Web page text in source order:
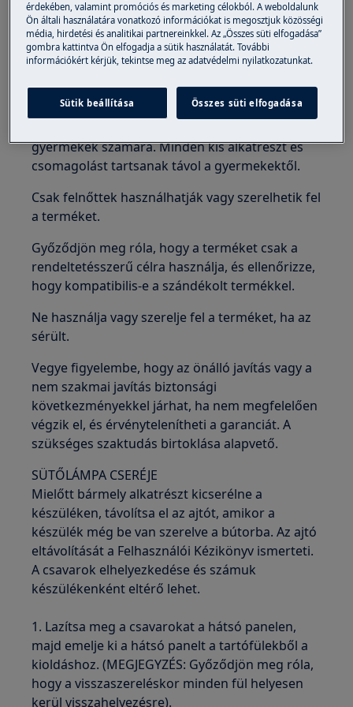
FIGYELEM!
FULLADÁS VESZÉLY
gyermekek számára. Minden kis alkatrészt és
csomagolást tartsanak távol a gyermekektől.
Csak felnőttek használhatják vagy szerelhetik fel
a terméket.
Győződjön meg róla, hogy a terméket csak a
rendeltetésszerű célra használja, és ellenőrizze,
hogy kompatibilis-e a szándékolt termékkel.
Ne használja vagy szerelje fel a terméket, ha az
sérült.
Vegye figyelembe, hogy az önálló javítás vagy a
nem szakmai javítás biztonsági
következményekkel járhat, ha nem megfelelően
végzik el, és érvénytelenítheti a garanciát. A
szükséges szaktudás birtoklása alapvető.
SÜTŐLÁMPA CSERÉJE
Mielőtt bármely alkatrészt kicserélne a
készüléken, távolítsa el az ajtót, amikor a
készülék még be van szerelve a bútorba. Az ajtó
eltávolítását a Felhasználói Kézikönyv ismerteti.
A csavarok elhelyezkedése és számuk
készülékenként eltérő lehet.
1. Lazítsa meg a csavarokat a hátsó panelen,
majd emelje ki a hátsó panelt a tartófülekből a
kioldáshoz. (MEGJEGYZÉS: Győződjön meg róla,
hogy a visszaszereléskor minden fül helyesen
kerül visszahelyezésre).
érdekében, valamint promóciós és marketing célokból. A weboldalunk
Ön általi használatára vonatkozó információkat is megosztjuk közösségi
média, hirdetési és analitikai partnereinkkel. Az „Összes süti elfogadása”
gombra kattintva Ön elfogadja a sütik használatát. További
információkért kérjük, tekintse meg az adatvédelmi nyilatkozatunkat.
Sütik beállítása Összes süti elfogadása